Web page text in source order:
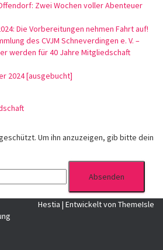
Zwei Wochen voller Abenteuer
Die Vorbereitungen nehmen Fahrt auf!
des CVJM Schneverdingen e. V. –
werden für 40 Jahre Mitgliedschaft
2024 [ausgebucht]
Um ihn anzuzeigen, gib bitte dein
Hestia | Entwickelt von ThemeIsle